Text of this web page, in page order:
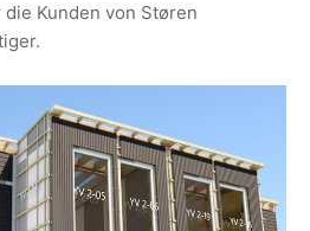
Kunden von Støren